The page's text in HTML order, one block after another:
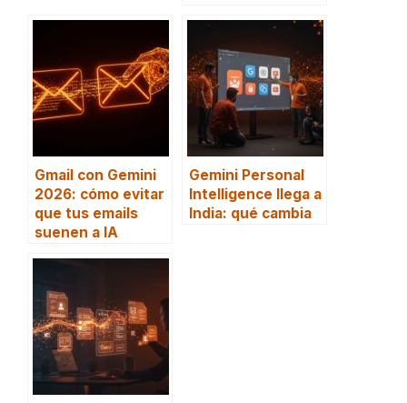
Gmail con Gemini
2026: cómo evitar
que tus emails
suenen a IA
Gemini Personal
Intelligence llega a
India: qué cambia